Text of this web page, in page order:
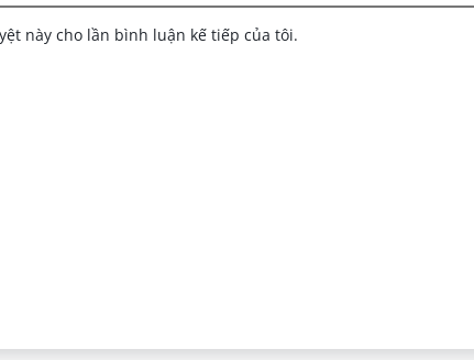
này cho lần bình luận kế tiếp của tôi.